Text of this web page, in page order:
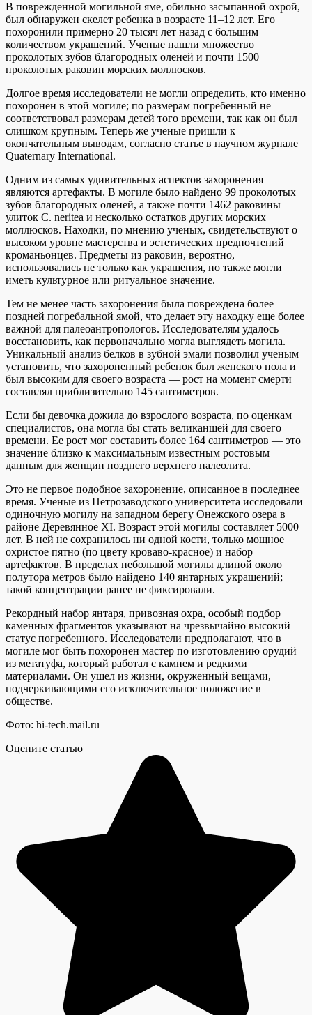
В поврежденной могильной яме, обильно засыпанной охрой,
был обнаружен скелет ребенка в возрасте 11–12 лет. Его
похоронили примерно 20 тысяч лет назад с большим
количеством украшений. Ученые нашли множество
проколотых зубов благородных оленей и почти 1500
проколотых раковин морских моллюсков.
Долгое время исследователи не могли определить, кто именно
похоронен в этой могиле; по размерам погребенный не
соответствовал размерам детей того времени, так как он был
слишком крупным. Теперь же ученые пришли к
окончательным выводам, согласно статье в научном журнале
Quaternary International.
Одним из самых удивительных аспектов захоронения
являются артефакты. В могиле было найдено 99 проколотых
зубов благородных оленей, а также почти 1462 раковины
улиток C. neritea и несколько остатков других морских
моллюсков. Находки, по мнению ученых, свидетельствуют о
высоком уровне мастерства и эстетических предпочтений
кроманьонцев. Предметы из раковин, вероятно,
использовались не только как украшения, но также могли
иметь культурное или ритуальное значение.
Тем не менее часть захоронения была повреждена более
поздней погребальной ямой, что делает эту находку еще более
важной для палеоантропологов. Исследователям удалось
восстановить, как первоначально могла выглядеть могила.
Уникальный анализ белков в зубной эмали позволил ученым
установить, что захороненный ребенок был женского пола и
был высоким для своего возраста — рост на момент смерти
составлял приблизительно 145 сантиметров.
Если бы девочка дожила до взрослого возраста, по оценкам
специалистов, она могла бы стать великаншей для своего
времени. Ее рост мог составить более 164 сантиметров — это
значение близко к максимальным известным ростовым
данным для женщин позднего верхнего палеолита.
Это не первое подобное захоронение, описанное в последнее
время. Ученые из Петрозаводского университета исследовали
одиночную могилу на западном берегу Онежского озера в
районе Деревянное XI. Возраст этой могилы составляет 5000
лет. В ней не сохранилось ни одной кости, только мощное
охристое пятно (по цвету кроваво-красное) и набор
артефактов. В пределах небольшой могилы длиной около
полутора метров было найдено 140 янтарных украшений;
такой концентрации ранее не фиксировали.
Рекордный набор янтаря, привозная охра, особый подбор
каменных фрагментов указывают на чрезвычайно высокий
статус погребенного. Исследователи предполагают, что в
могиле мог быть похоронен мастер по изготовлению орудий
из метатуфа, который работал с камнем и редкими
материалами. Он ушел из жизни, окруженный вещами,
подчеркивающими его исключительное положение в
обществе.
Фото: hi-tech.mail.ru
Оцените статью